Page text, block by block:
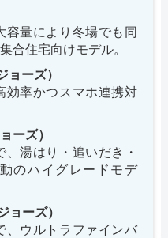
容量により冬場でも同
合住宅向けモデル。
ョーズ）
効率かつスマホ連携対
ーズ）
湯はり・追いだき・
のハイグレードモデ
ョーズ）
、ウルトラファインバ